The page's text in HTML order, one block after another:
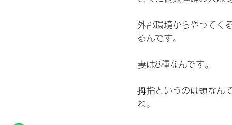
外部環境からやってく
るんです。
妻は8種なんです。
拇指というのは頭なん
ね。